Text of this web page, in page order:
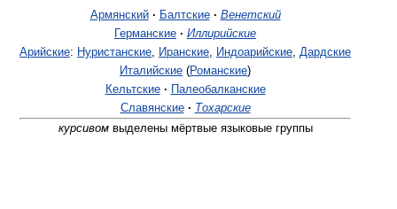
Армянский· Балтские· Венетский
Германские · Иллирийские
Арийские: Нуристанские, Иранские, Индоарийские, Дардские
Италийские (Романские)
Кельтские·
Палеобалканские
Славянские· Тохарские
курсивомвыделены мёртвые языковые группы